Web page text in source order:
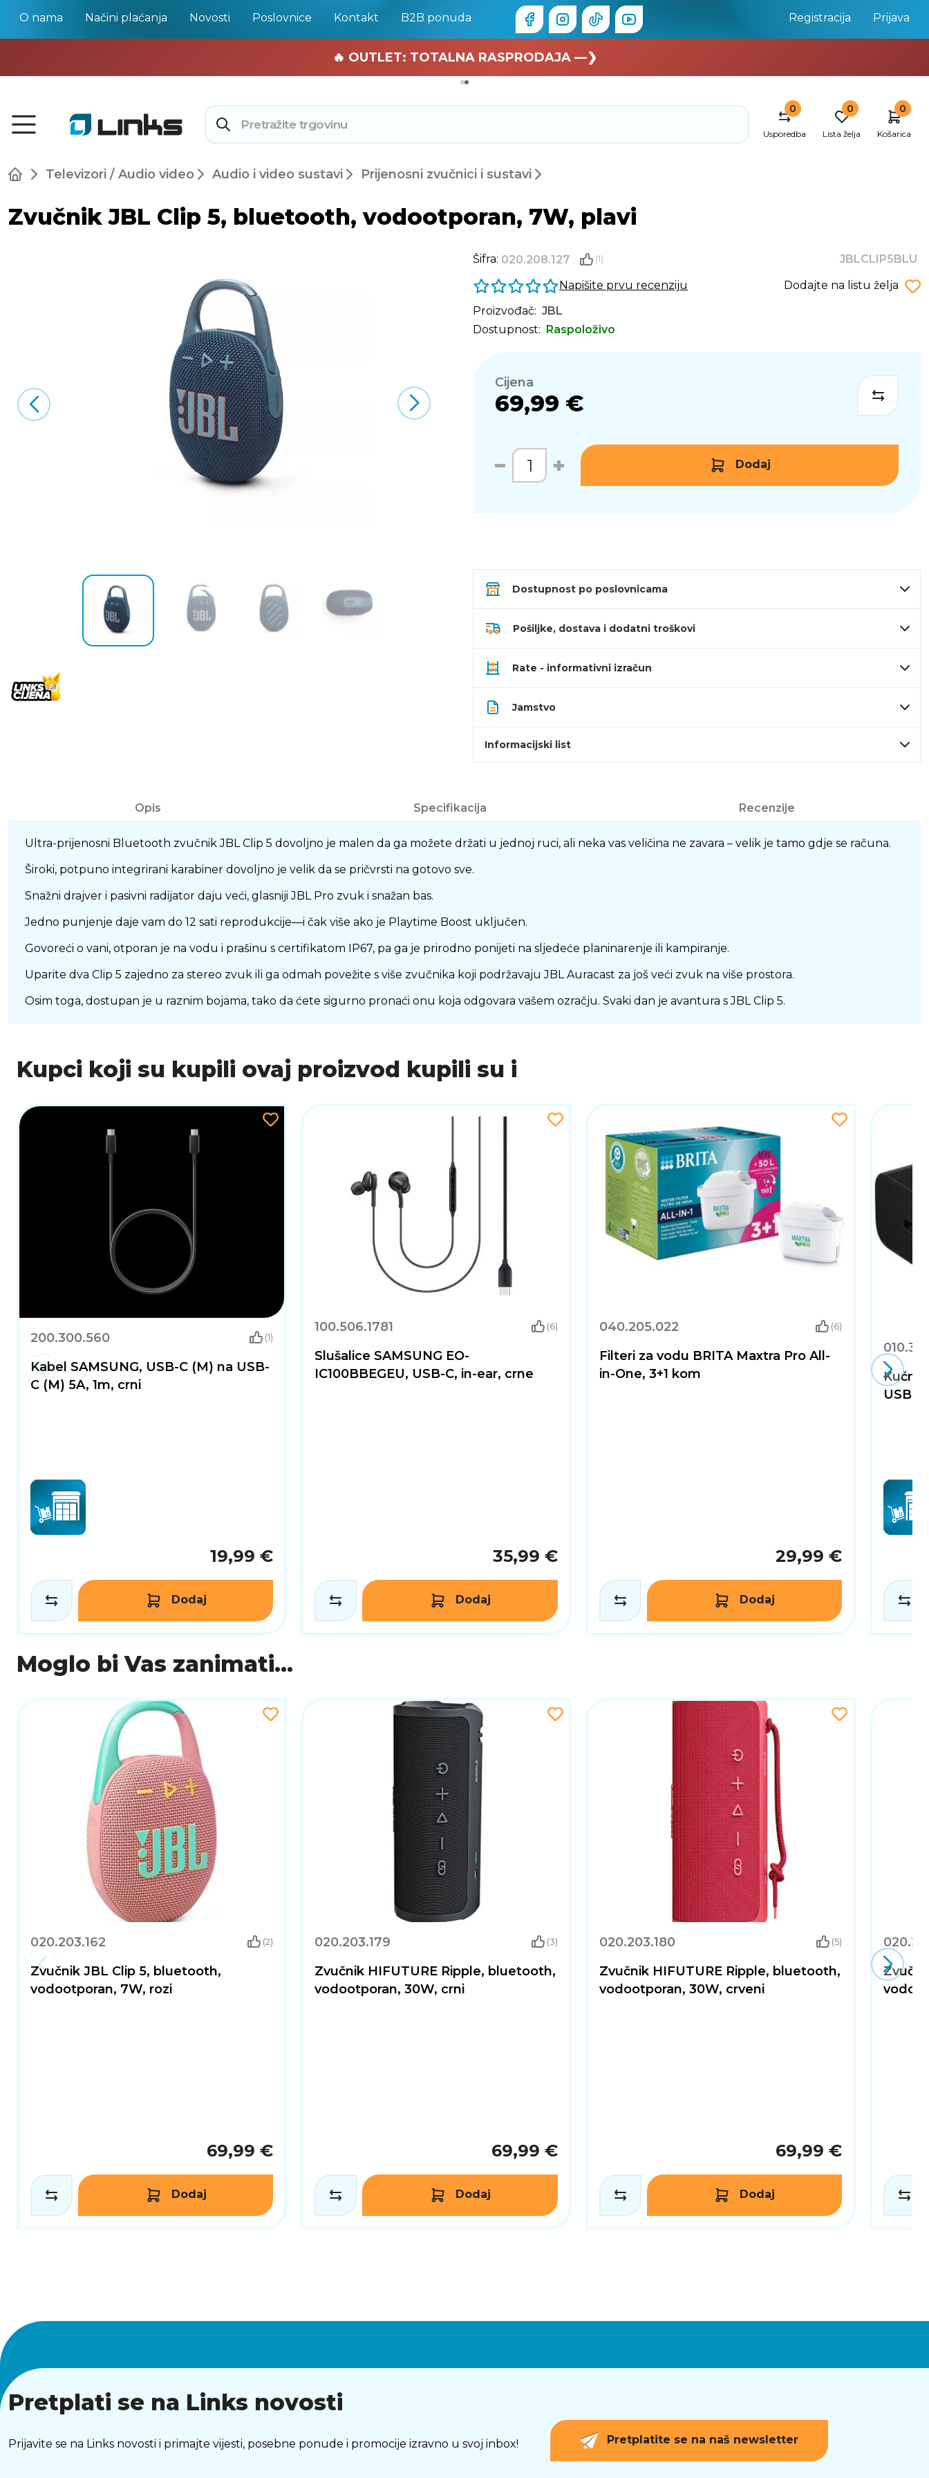
O nama Načini plaćanja Novosti Poslovnice Kontakt B2B ponuda Registracija Prijava
🏄 Zaslužuješ odmor —❯
🔥 OUTLET: TOTALNA RASPRODAJA —❯
0
Usporedba
0
Lista želja
0
Košarica
Televizori / Audio video Audio i video sustavi Prijenosni zvučnici i sustavi
Zvučnik JBL Clip 5, bluetooth, vodootporan, 7W, plavi
Šifra: 020.208.127 (1)
JBLCLIP5BLU
Napišite prvu recenziju
Dodajte na listu želja
Proizvođač: JBL
Dostupnost: Raspoloživo
Cijena
69,99 €
Dodaj
Dostupnost po poslovnicama
Pošiljke, dostava i dodatni troškovi
Rate - informativni izračun
Jamstvo
Informacijski list
Opis Specifikacija Recenzije
Ultra-prijenosni Bluetooth zvučnik JBL Clip 5 dovoljno je malen da ga možete držati u jednoj ruci, ali neka vas veličina ne zavara – velik je tamo gdje se računa.
Široki, potpuno integrirani karabiner dovoljno je velik da se pričvrsti na gotovo sve.
Snažni drajver i pasivni radijator daju veći, glasniji JBL Pro zvuk i snažan bas.
Jedno punjenje daje vam do 12 sati reprodukcije—i čak više ako je Playtime Boost uključen.
Govoreći o vani, otporan je na vodu i prašinu s certifikatom IP67, pa ga je prirodno ponijeti na sljedeće planinarenje ili kampiranje.
Uparite dva Clip 5 zajedno za stereo zvuk ili ga odmah povežite s više zvučnika koji podržavaju JBL Auracast za još veći zvuk na više prostora.
Osim toga, dostupan je u raznim bojama, tako da ćete sigurno pronaći onu koja odgovara vašem ozračju. Svaki dan je avantura s JBL Clip 5.
Kupci koji su kupili ovaj proizvod kupili su i
200.300.560 (1)
Kabel SAMSUNG, USB-C (M) na USB-
C (M) 5A, 1m, crni
19,99 €
Dodaj
100.506.1781 (6)
Slušalice SAMSUNG EO-
IC100BBEGEU, USB-C, in-ear, crne
35,99 €
Dodaj
040.205.022 (6)
Filteri za vodu BRITA Maxtra Pro All-
in-One, 3+1 kom
29,99 €
Dodaj
Kućni
USB-
Moglo bi Vas zanimati...
020.203.162 (2)
Zvučnik JBL Clip 5, bluetooth,
vodootporan, 7W, rozi
69,99 €
Dodaj
020.203.179 (3)
Zvučnik HIFUTURE Ripple, bluetooth,
vodootporan, 30W, crni
69,99 €
Dodaj
020.203.180 (5)
Zvučnik HIFUTURE Ripple, bluetooth,
vodootporan, 30W, crveni
69,99 €
Dodaj
Pretplati se na Links novosti
Prijavite se na Links novosti i primajte vijesti, posebne ponude i promocije izravno u svoj inbox! Pretplatite se na naš newsletter